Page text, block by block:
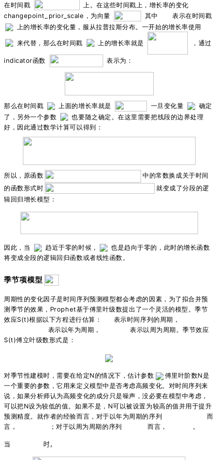
在时间戳
上。在这些时间戳上，增长率的变化
changepoint_prior_scale，为向量
其中
表示在时间戳
上的增长率的变化量，服从拉普拉斯分布。一开始的增长率使用
来代替，那么在时间戳 上的增长率就是 ，通过
indicator函数 表示为：
那么在时间戳 上面的增长率就是 一旦变化量
确定
了，另外一个参数
也要随之确定。在这里需要把线段的边界处理
好，因此通过数学计算可以得到：
所以，原函数
中的常数换成关于时间
的函数形式时
就变成了分段的逻
辑回归增长模型：
因此，当 趋近于零的时候，
也是趋向于零的，此时的增长函数
将变成全段的逻辑回归函数或者线性函数。
季节项模型
周期性的变化因子是时间序列预测模型都会考虑的因素，为了拟合并预
测季节的效果，Prophet基于傅里叶级数提出了一个灵活的模型。季节
效应S(t)根据以下方程进行估算：
表示时间序列的周期，
表示以年为周期，
表示以周为周期。季节效应
S(t)傅立叶级数形式是：
对季节性建模时，需要在给定N的情况下，估计参数
傅里叶阶数N是
一个重要的参数，它用来定义模型中是否考虑高频变化。对时间序列来
说，如果分析师认为高频变化的成分只是噪声，没必要在模型中考虑，
可以把N设为较低的值。如果不是，N可以被设置为较高的值并用于提升
预测精度。 就作者的经验而言，对于以年为周期的序列
而
言，
；对于以周为周期的序列 而言， 。
当 时，